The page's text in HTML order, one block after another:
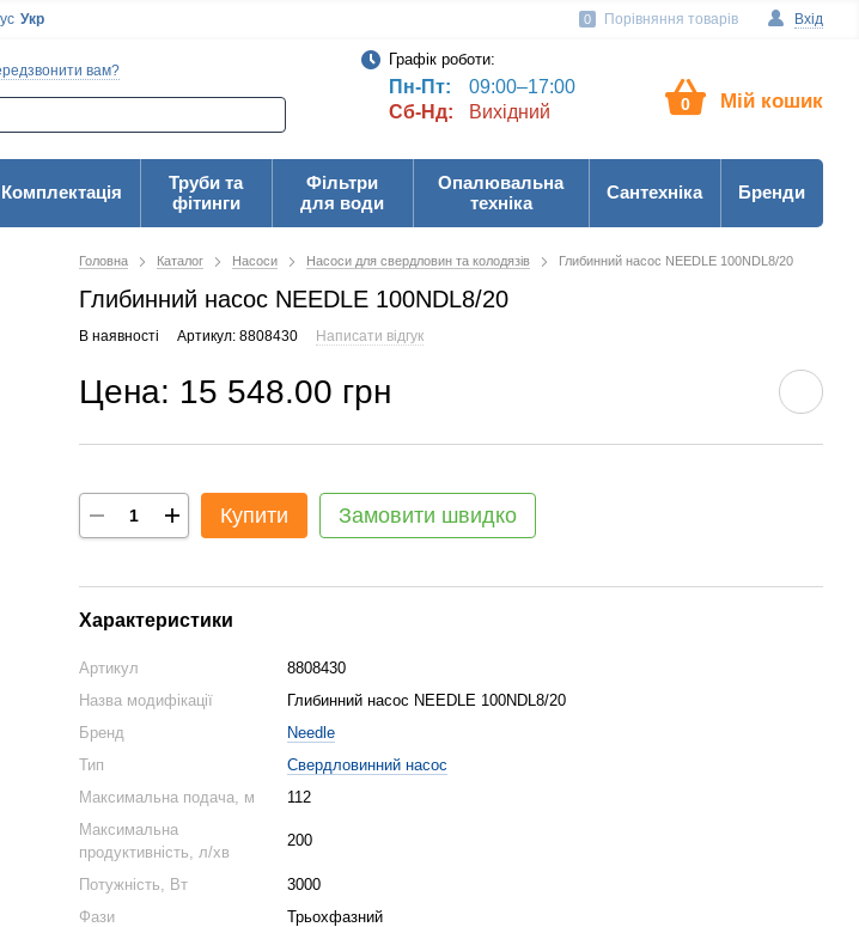
користувача Вхід
0 Порівняння товарів
Укр
вам?
Графік роботи:
Пн-Пт:
09:00–17:00
Сб-Нд:
Вихідний 0 Мій кошик
Комплектація
Труби та
фітинги
Фільтри
для води
Опалювальна
техніка
Сантехніка Бренди
Головна Каталог Насоси Насоси для свердловин та колодязів Глибинний насос NEEDLE 100NDL8/20
Глибинний насос NEEDLE 100NDL8/20
В наявності Артикул: 8808430 Написати відгук
Цена: 15 548.00 грн
Купити Замовити швидко
Характеристики
Артикул
8808430
Назва модифікації
Глибинний насос NEEDLE 100NDL8/20
Бренд
Needle
Тип
Свердловинний насос
Максимальна подача, м
112
Максимальна
продуктивність, л/хв
200
Потужність, Вт
3000
Фази
Трьохфазний